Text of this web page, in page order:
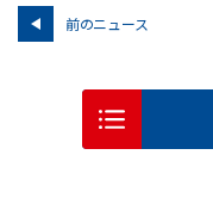
前のニュース